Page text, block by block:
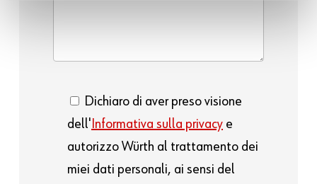
Dichiaro di aver preso visione
dell' Informativa sulla privacye
autorizzo Würth al trattamento dei
miei dati personali, ai sensi del